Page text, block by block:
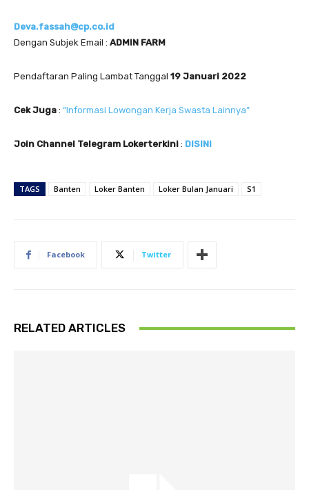
Deva.fassah@cp.co.id
Dengan Subjek Email : ADMIN FARM
Pendaftaran Paling Lambat Tanggal 19 Januari 2022
Cek Juga : “Informasi Lowongan Kerja Swasta Lainnya”
Join Channel Telegram Lokerterkini : DISINI
TAGS Banten Loker Banten Loker Bulan Januari S1
Facebook Twitter
RELATED ARTICLES